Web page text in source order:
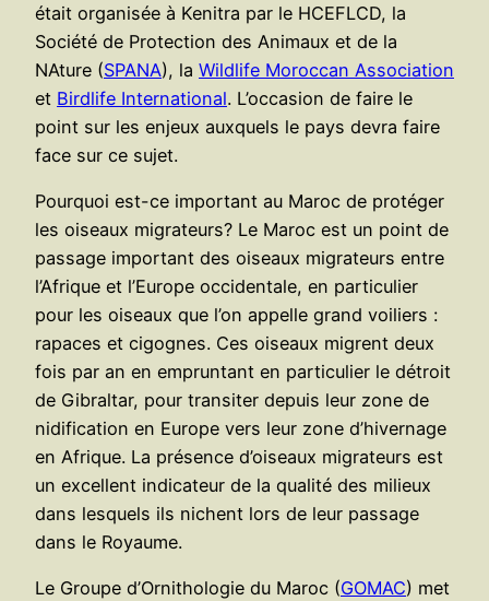
était organisée à Kenitra par le HCEFLCD, la
Société de Protection des Animaux et de la
NAture (SPANA), la Wildlife Moroccan Association
et Birdlife International. L’occasion de faire le
point sur les enjeux auxquels le pays devra faire
face sur ce sujet.
Pourquoi est-ce important au Maroc de protéger
les oiseaux migrateurs? Le Maroc est un point de
passage important des oiseaux migrateurs entre
l’Afrique et l’Europe occidentale, en particulier
pour les oiseaux que l’on appelle grand voiliers :
rapaces et cigognes. Ces oiseaux migrent deux
fois par an en empruntant en particulier le détroit
de Gibraltar, pour transiter depuis leur zone de
nidification en Europe vers leur zone d’hivernage
en Afrique. La présence d’oiseaux migrateurs est
un excellent indicateur de la qualité des milieux
dans lesquels ils nichent lors de leur passage
dans le Royaume.
Le Groupe d’Ornithologie du Maroc (GOMAC) met